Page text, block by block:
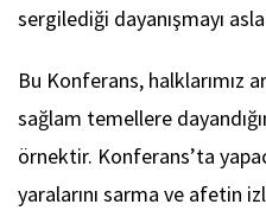
sergilediği dayanışmayı
Bu Konferans, halklarımız
sağlam temellere
örnektir. Konferans’ta
yaralarını sarma ve afetin